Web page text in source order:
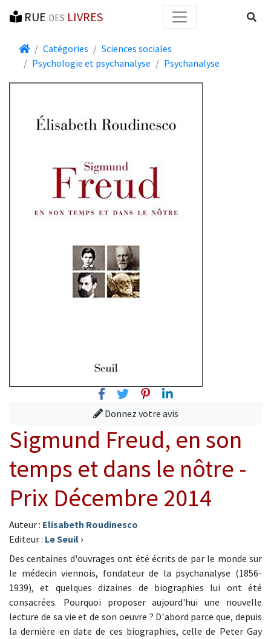
RUE DES LIVRES
AccueilCatégories
Sciences sociales
Psychologie et psychanalyse
Psychanalyse
FacebookTwitterPinterest
Linkedin
Donnez votre avis
Sigmund Freud, en son
temps et dans le nôtre -
Prix Décembre 2014
Auteur : Elisabeth Roudinesco
Editeur : Le Seuil ›
Des centaines d'ouvrages ont été écrits de par le monde sur
le médecin viennois, fondateur de la psychanalyse (1856-
1939), et quelques dizaines de biographies lui ont été
consacrées. Pourquoi proposer aujourd'hui une nouvelle
lecture de sa vie et de son oeuvre ? D'abord parce que, depuis
la dernière en date de ces biographies, celle de Peter Gay